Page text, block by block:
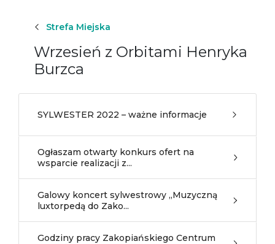
Strefa Miejska
Wrzesień z Orbitami Henryka
Burzca
SYLWESTER 2022 – ważne informacje
Ogłaszam otwarty konkurs ofert na
wsparcie realizacji z...
Galowy koncert sylwestrowy „Muzyczną
luxtorpedą do Zako...
Godziny pracy Zakopiańskiego Centrum